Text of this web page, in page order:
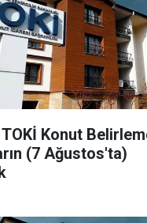
Konut
(7 Ağustos'ta)